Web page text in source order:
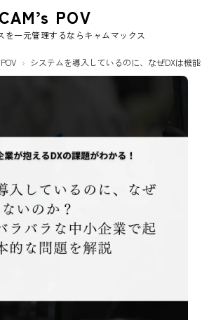
CAM’s POV
を一元管理するならキャムマックス
システムを導入しているのに、なぜDXは機